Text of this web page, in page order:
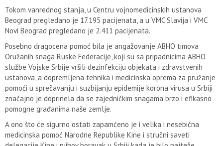
Tokom vanrednog stanja, u Centru vojnomedicinskih ustanova
Beograd pregledano je 17.195 pacijenata, a u VMC Slavija i VMC
Novi Beograd pregledano je 2.411 pacijenata.
Posebno dragocena pomoć bila je angažovanje ABHO timova
Oružanih snaga Ruske Federacije, koji su sa pripadnicima ABHO
službe Vojske Srbije vršili dezinfekciju objekata i zdravstvenih
ustanova, a dopremljena tehnika i medicinska oprema za pružanje
pomoći u sprečavanju i suzbijanju epidemije korona virusa u Srbiji
značajno je doprinela da se zajedničkim snagama brzo i efikasno
pomogne građanima naše zemlje.
A ono što će sigurno ostati zapamćeno je i velika i nesebična
medicinska pomoć Narodne Republike Kine i stručni saveti